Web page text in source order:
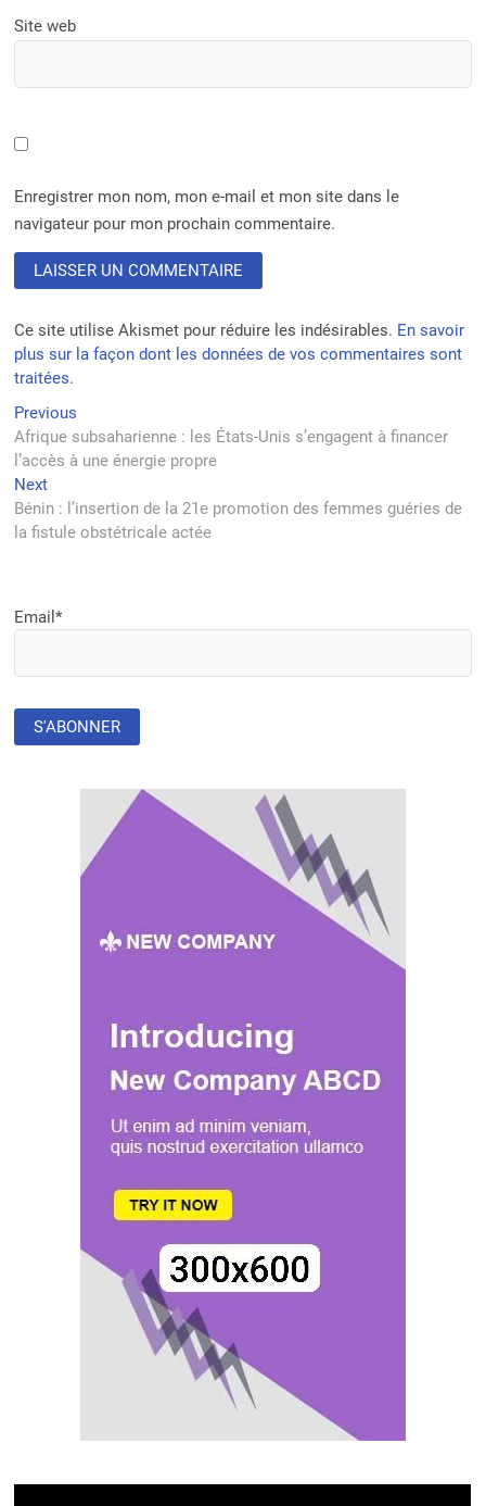
Site web
Enregistrer mon nom, mon e-mail et mon site dans le
navigateur pour mon prochain commentaire.
Ce site utilise Akismet pour réduire les indésirables. En savoir
plus sur la façon dont les données de vos commentaires sont
traitées.
Navigation
de
l’article
Previous
post:
Afrique subsaharienne : les États-Unis s’engagent à financer
l’accès à une énergie propre
NextNext
post:
Bénin : l’insertion de la 21e promotion des femmes guéries de
la fistule obstétricale actée
Email*